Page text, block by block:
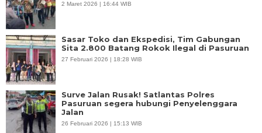
2 Maret 2026 | 16:44 WIB
Sasar Toko dan Ekspedisi, Tim Gabungan
Sita 2.800 Batang Rokok Ilegal di Pasuruan
27 Februari 2026 | 18:28 WIB
Surve Jalan Rusak! Satlantas Polres
Pasuruan segera hubungi Penyelenggara
Jalan
26 Februari 2026 | 15:13 WIB